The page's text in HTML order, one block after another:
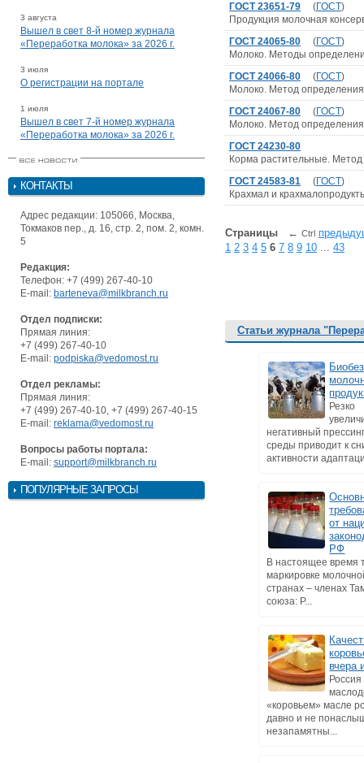
3 августа
Вышел в свет 8-й номер журнала
«Переработка молока» за 2026 г.
3 июля
О регистрации на портале
1 июля
Вышел в свет 7-й номер журнала
«Переработка молока» за 2026 г.
КОНТАКТЫ
Адрес редакции: 105066, Москва,
Токмаков пер., д. 16, стр. 2, пом. 2, комн.
5
Редакция:
Телефон: +7 (499) 267-40-10
E-mail: barteneva@milkbranch.ru
Отдел подписки:
Прямая линия:
+7 (499) 267-40-10
E-mail: podpiska@vedomost.ru
Отдел рекламы:
Прямая линия:
+7 (499) 267-40-10, +7 (499) 267-40-15
E-mail: reklama@vedomost.ru
Вопросы работы портала:
E-mail: support@milkbranch.ru
ПОПУЛЯРНЫЕ ЗАПРОСЫ
ГОСТ 23651-79 (ГОСТ)
Продукция молочная
ГОСТ 24065-80 (ГОСТ)
Молоко. Методы
ГОСТ 24066-80 (ГОСТ)
Молоко. Метод
ГОСТ 24067-80 (ГОСТ)
Молоко. Метод
ГОСТ 24230-80
Корма растительные.
ГОСТ 24583-81 (ГОСТ)
Крахмал и
Страницы ← Ctrl
1 2 3 4 5 6 7 8 9 10 ... 43
Статьи журнала
Резко
негативный
среды приводит к
активности
от
РФ
В настоящее время
маркировке
странах – членах
союза: Р...
вчера
«коровьем» масле
давно и не
незапамятны...